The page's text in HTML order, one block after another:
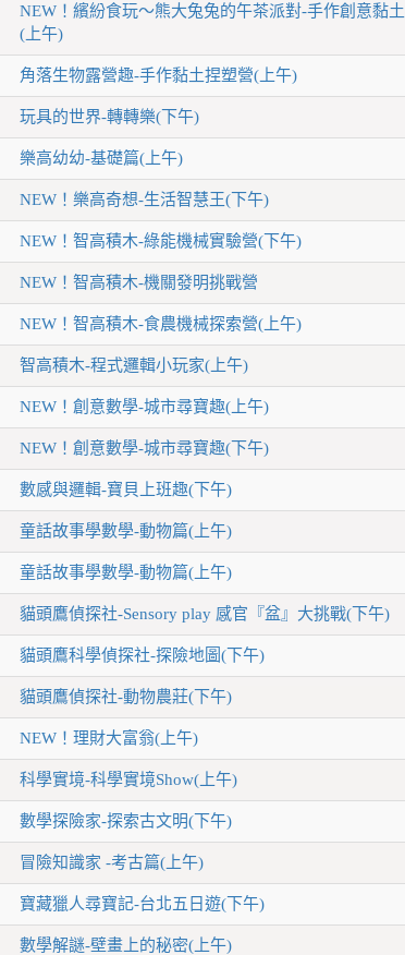
NEW！繽紛食玩～熊大兔兔的午茶派對-手作創意黏
(上午)
角落生物露營趣-手作黏土捏塑營(上午)
玩具的世界-轉轉樂(下午)
樂高幼幼-基礎篇(上午)
NEW！樂高奇想-生活智慧王(下午)
NEW！智高積木-綠能機械實驗營(下午)
NEW！智高積木-機關發明挑戰營
NEW！智高積木-食農機械探索營(上午)
智高積木-程式邏輯小玩家(上午)
NEW！創意數學-城市尋寶趣(上午)
NEW！創意數學-城市尋寶趣(下午)
數感與邏輯-寶貝上班趣(下午)
童話故事學數學-動物篇(上午)
童話故事學數學-動物篇(上午)
貓頭鷹偵探社-Sensory play 感官『盆』大挑戰(下午)
貓頭鷹科學偵探社-探險地圖(下午)
貓頭鷹偵探社-動物農莊(下午)
NEW！理財大富翁(上午)
科學實境-科學實境Show(上午)
數學探險家-探索古文明(下午)
冒險知識家 -考古篇(上午)
寶藏獵人尋寶記-台北五日遊(下午)
數學解謎-壁畫上的秘密(上午)